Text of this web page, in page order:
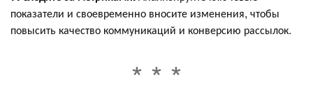
показатели и своевременно вносите изменения, чтобы
повысить качество коммуникаций и конверсию рассылок.